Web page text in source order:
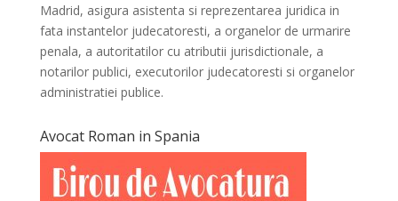
Madrid, asigura asistenta si reprezentarea juridica in
fata instantelor judecatoresti, a organelor de urmarire
penala, a autoritatilor cu atributii jurisdictionale, a
notarilor publici, executorilor judecatoresti si organelor
administratiei publice.
Avocat Roman in Spania